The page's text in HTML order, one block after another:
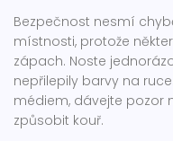
Bezpečnost nesmí
místnosti, protože
zápach. Noste
nepřilepily barvy na
médiem, dávejte pozor
způsobit kouř.